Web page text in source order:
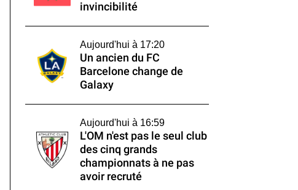
invincibilité
Aujourd'hui à 17:20
Un ancien du FC
Barcelone change de
Galaxy
Aujourd'hui à 16:59
L'OM n'est pas le seul club
des cinq grands
championnats à ne pas
avoir recruté